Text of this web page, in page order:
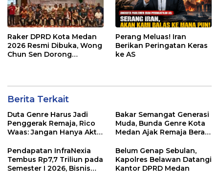
Raker DPRD Kota Medan
2026 Resmi Dibuka, Wong
Chun Sen Dorong
Perang Meluas! Iran
Berikan Peringatan Keras
ke AS
Berita Terkait
Duta Genre Harus Jadi
Penggerak Remaja, Rico
Waas: Jangan Hanya Aktif
Bakar Semangat Generasi
Muda, Bunda Genre Kota
Medan Ajak Remaja Berani
Pendapatan InfraNexia
Tembus Rp7,7 Triliun pada
Semester I 2026, Bisnis
Belum Genap Sebulan,
Kapolres Belawan Datangi
Kantor DPRD Medan